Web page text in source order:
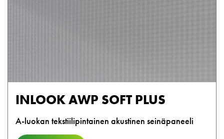
INLOOK AWP SOFT PLUS
A-luokan tekstiilipintainen akustinen seinäpaneeli